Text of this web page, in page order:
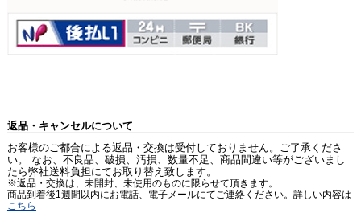
返品・キャンセルについて
お客様のご都合による返品・交換は受付しておりません。ご了承くださ
い。 なお、不良品、破損、汚損、数量不足、商品間違い等がございまし
たら弊社送料負担にてお取り替え致します。
※返品・交換は、未開封、未使用のものに限らせて頂きます。
商品到着後1週間以内にお電話、電子メールにてご連絡ください。詳しい内容は
こちら